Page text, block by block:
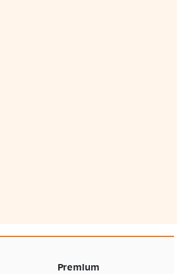
Premium